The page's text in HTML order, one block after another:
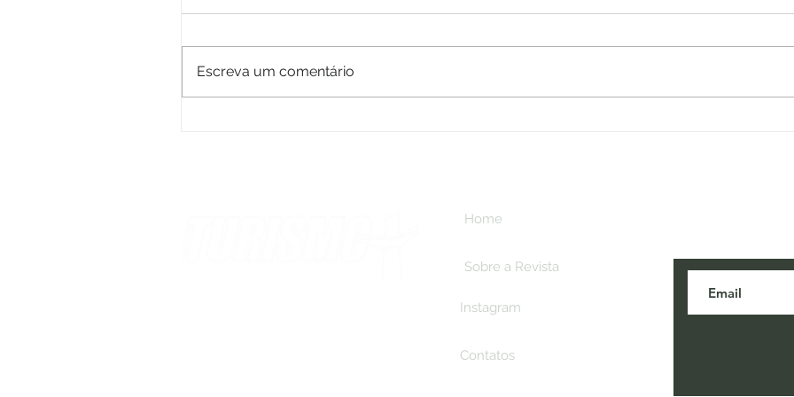
Escreva um comentário
Home
Sobre a Revista
Instagram
Contatos